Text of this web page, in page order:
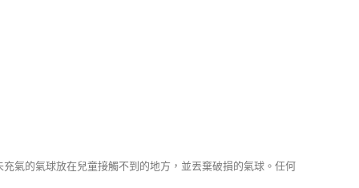
氣的氣球放在兒童接觸不到的地方，並丟棄破損的氣球。任何